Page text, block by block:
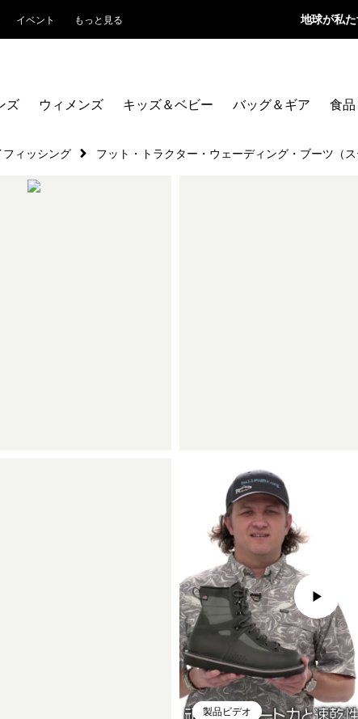
イベント もっと見る 地球が私
ズ ウィメンズ キッズ＆ベビー バッグ＆ギア 食
フィッシング フット・トラクター・ウェーディング・ブーツ（ス
製品ビデオ